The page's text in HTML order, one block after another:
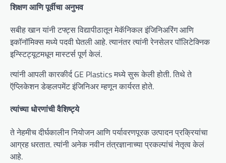
शिक्षण आणि पूर्वीचा अनुभव
सबीह खान यांनी टफ्ट्स विद्यापीठातून मेकॅनिकल इंजिनिअरिंग आणि
इकॉनॉमिक्स मध्ये पदवी घेतली आहे. त्यानंतर त्यांनी रेनसेलर पॉलिटेक्निक
इन्स्टिट्यूटमधून मास्टर्स पूर्ण केलं.
त्यांनी आपली कारकीर्द GE Plastics मध्ये सुरू केली होती. तिथे ते
ऍप्लिकेशन डेव्हलपमेंट इंजिनिअर म्हणून कार्यरत होते.
त्यांच्या धोरणांची वैशिष्ट्ये
ते नेहमीच दीर्घकालीन नियोजन आणि पर्यावरणपूरक उत्पादन प्रक्रियांचा
आग्रह धरतात. त्यांनी अनेक नवीन तंत्रज्ञानाच्या प्रकल्पांचं नेतृत्व केलं
आहे.